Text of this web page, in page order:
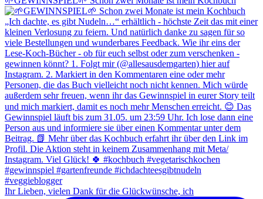
Ihr Lieben, vielen Dank für die Glückwünsche, ich